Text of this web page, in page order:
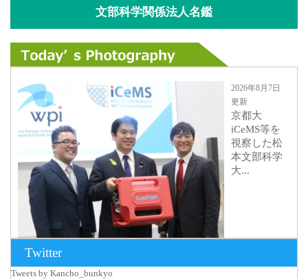
文部科学関係法人名鑑
2026年8月7日
更新
京都大
iCeMS等を
視察した松
本文部科学
大...
Twitter
Tweets by Kancho_bunkyo